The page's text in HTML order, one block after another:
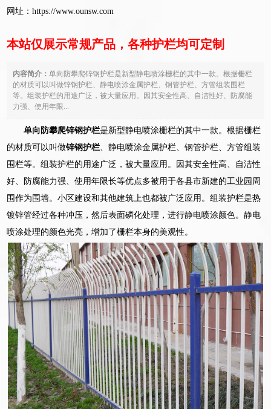
网址：https://www.ounsw.com
本站仅展示常规产品，各种护栏均可定制
内容简介：单向防攀爬锌钢护栏是新型静电喷涂栅栏的其中一款。根据栅栏
的材质可以叫做锌钢护栏、静电喷涂金属护栏、钢管护栏、方管组装围栏
等。组装护栏的用途广泛，被大量应用。因其安全性高、自洁性好、防腐能
力强、使用年限...
单向防攀爬锌钢护栏是新型静电喷涂栅栏的其中一款。根据栅栏
的材质可以叫做锌钢护栏、静电喷涂金属护栏、钢管护栏、方管组装
围栏等。组装护栏的用途广泛，被大量应用。因其安全性高、自洁性
好、防腐能力强、使用年限长等优点多被用于各县市新建的工业园周
围作为围墙。小区建设和其他建筑上也都被广泛应用。组装护栏是热
镀锌管经过各种冲压，然后表面磷化处理，进行静电喷涂颜色。静电
喷涂处理的颜色光亮，增加了栅栏本身的美观性。